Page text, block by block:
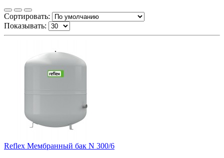
Сортировать:
Показывать:
Reflex Мембранный бак N 300/6